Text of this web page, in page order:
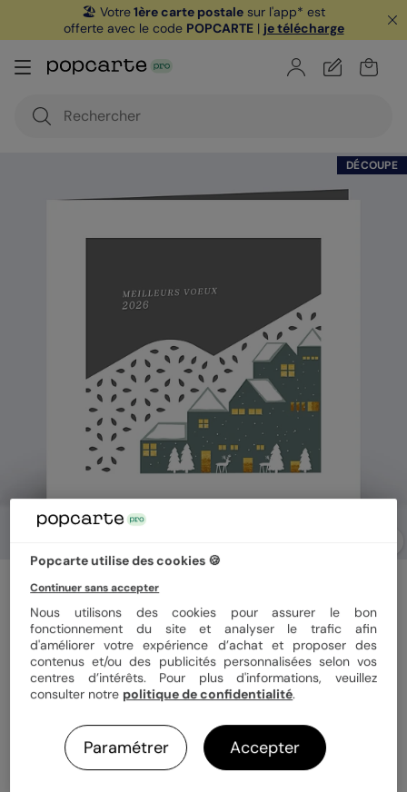
🏖️ Votre1ère carte postale sur l'app* est
offerte avec le code POPCARTE| je télécharge
DÉCOUPE
Carte de vœux entreprise
Village de Montagne
Format 14x14 cm plié
Quantité 8 cartes
Popcarte utilise des cookies 🍪
Continuer sans accepter
Nous utilisons des cookies pour assurer le bon
fonctionnement du site et analyser le trafic afin
d'améliorer votre expérience d’achat et proposer des
contenus et/ou des publicités personnalisées selon vos
centres d’intérêts. Pour plus d'informations, veuillez
consulter notre politique de confidentialité.
Paramétrer Accepter